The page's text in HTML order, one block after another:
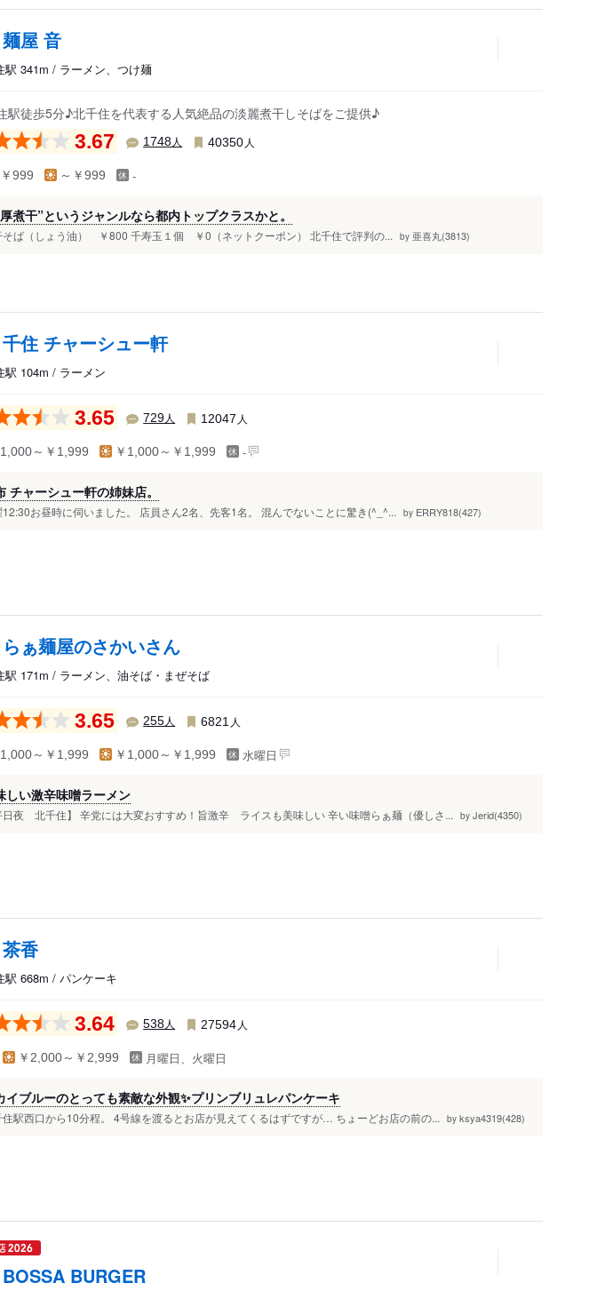
麺屋 音
駅 341m / ラーメン、つけ麺
駅徒歩5分♪北千住を代表する人気絶品の淡麗煮干しそばをご提供♪
3.67 1748人 40350 人
999 ～￥999 -
煮干”というジャンルなら都内トップクラスかと。
そば（しょう油） ￥800 千寿玉１個 ￥0（ネットクーポン） 北千住で評判の... by 亜喜丸(3813)
千住 チャーシュー軒
駅 104m / ラーメン
3.65 729人 12047 人
1,000～￥1,999 ￥1,000～￥1,999 -
チャーシュー軒の姉妹店。
12:30お昼時に伺いました。 店員さん2名、先客1名。 混んでないことに驚き(^_^... by ERRY818(427)
らぁ麺屋のさかいさん
駅 171m / ラーメン、油そば・まぜそば
3.65 255人 6821 人
1,000～￥1,999 ￥1,000～￥1,999 水曜日
しい激辛味噌ラーメン
日夜 北千住】 辛党には大変おすすめ！旨激辛 ライスも美味しい 辛い味噌らぁ麺（優しさ... by Jerid(4350)
茶香
駅 668m / パンケーキ
3.64 538人 27594 人
￥2,000～￥2,999 月曜日、火曜日
イブルーのとっても素敵な外観✨プリンブリュレパンケーキ
住駅西口から10分程。 4号線を渡るとお店が見えてくるはずですが… ちょーどお店の前の... by ksya4319(428)
BOSSA BURGER